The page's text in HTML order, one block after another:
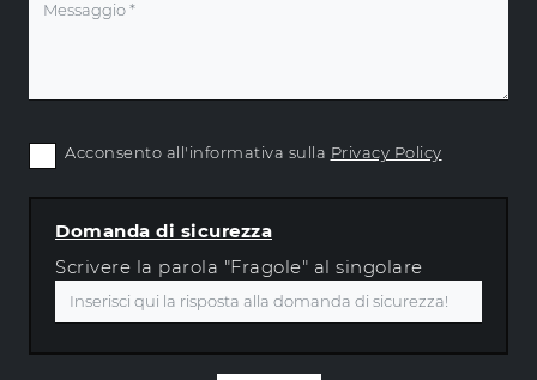
Acconsento all'informativa sulla Privacy Policy
Domanda di sicurezza
Scrivere la parola "Fragole" al singolare